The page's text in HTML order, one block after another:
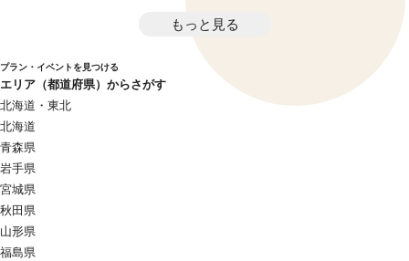
もっと見る
プラン・イベントを見つける
エリア（都道府県）からさがす
北海道・東北
北海道
青森県
岩手県
宮城県
秋田県
山形県
福島県